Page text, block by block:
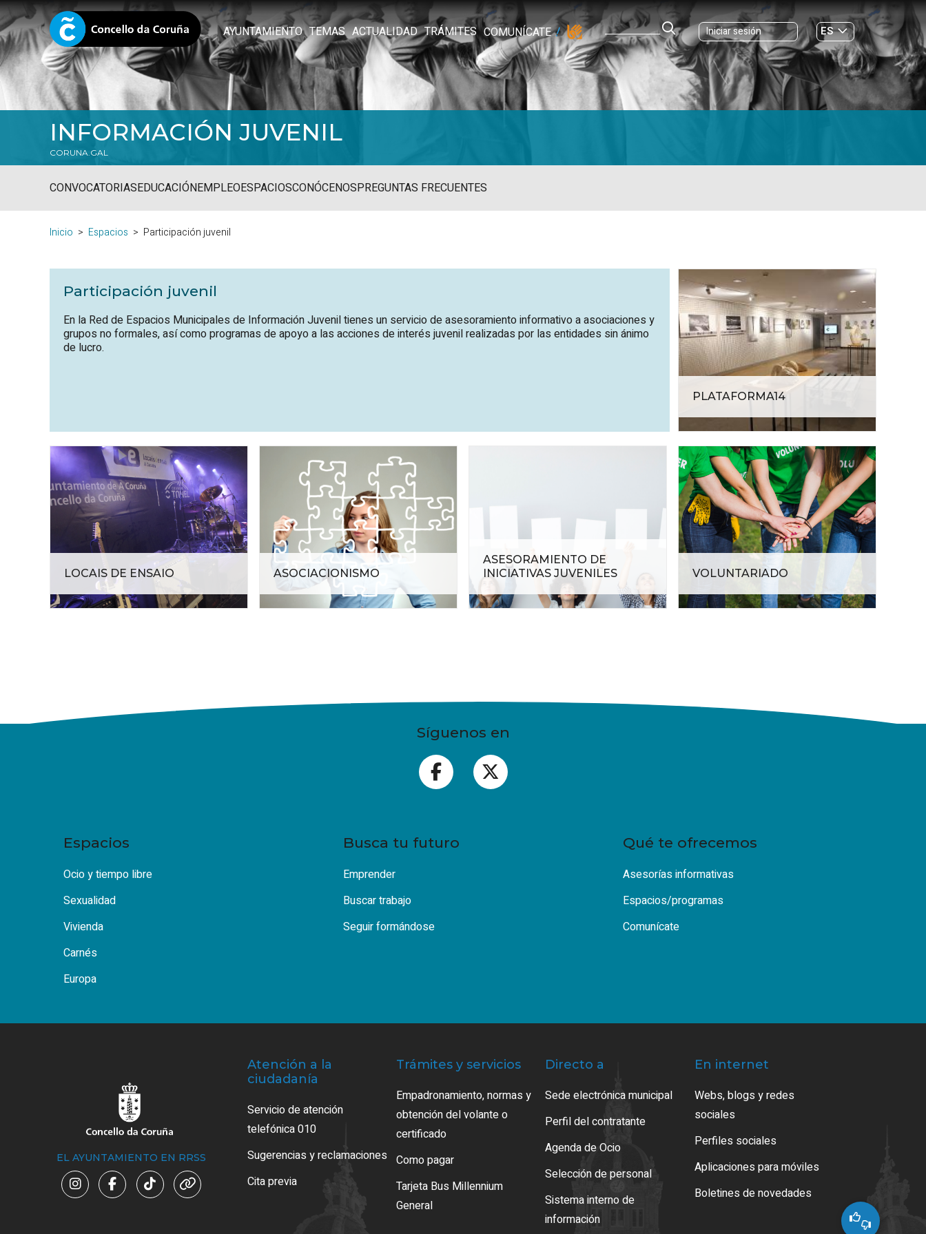
AYUNTAMIENTO TEMAS ACTUALIDAD TRÁMITES COMUNÍCATE Iniciar sesión
ES
GL
INFORMACIÓN JUVENIL
CORUNA.GAL
CONVOCATORIASEDUCACIÓNEMPLEOESPACIOSCONÓCENOSPREGUNTAS FRECUENTES
Inicio Espacios Participación juvenil
Participación juvenil
En la Red de Espacios Municipales de Información Juvenil tienes un servicio de asesoramiento informativo a asociaciones y
grupos no formales, así como programas de apoyo a las acciones de interés juvenil realizadas por las entidades sin ánimo
de lucro.
PLATAFORMA14
LOCAIS DE ENSAIO ASOCIACIONISMO
ASESORAMIENTO DE
INICIATIVAS JUVENILES
VOLUNTARIADO
Síguenos en
Espacios
Ocio y tiempo libre
Sexualidad
Vivienda
Carnés
Europa
Busca tu futuro
Emprender
Buscar trabajo
Seguir formándose
Qué te ofrecemos
Asesorías informativas
Espacios/programas
Comunícate
EL AYUNTAMIENTO EN RRSS
Atención a la
ciudadanía
Servicio de atención
telefónica 010
Sugerencias y reclamaciones
Cita previa
Trámites y servicios
Empadronamiento, normas y
obtención del volante o
certificado
Como pagar
Tarjeta Bus Millennium
General
Directo a
Sede electrónica municipal
Perfil del contratante
Agenda de Ocio
Selección de personal
Sistema interno de
información
En internet
Webs, blogs y redes
sociales
Perfiles sociales
Aplicaciones para móviles
Boletines de novedades